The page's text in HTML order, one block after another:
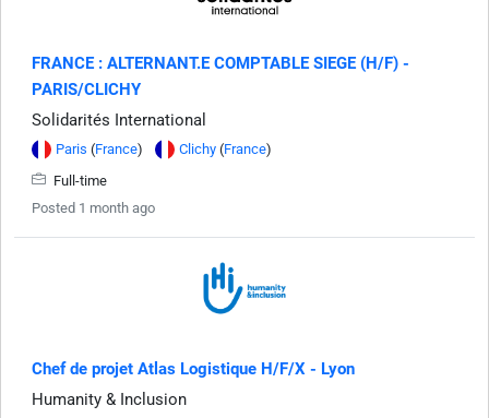
FRANCE : ALTERNANT.E COMPTABLE SIEGE (H/F) -
PARIS/CLICHY
Solidarités International
Paris (France) Clichy (France)
Full-time
Posted 1 month ago
Chef de projet Atlas Logistique H/F/X - Lyon
Humanity & Inclusion